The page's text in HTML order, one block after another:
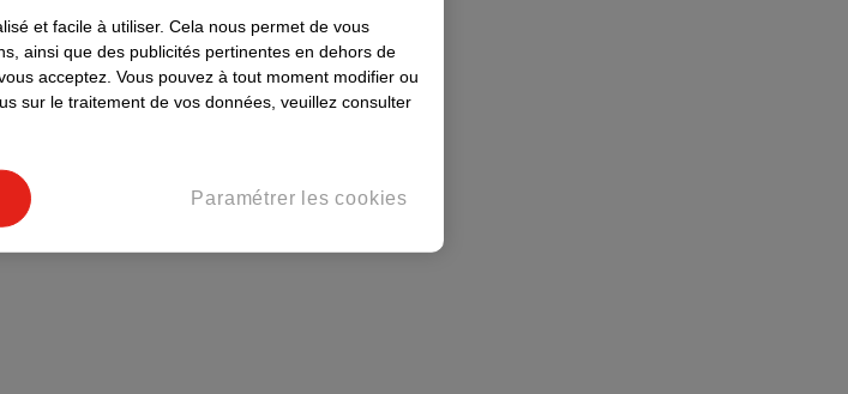
et facile à utiliser. Cela nous permet de vous
ainsi que des publicités pertinentes en dehors de
acceptez. Vous pouvez à tout moment modifier ou
sur le traitement de vos données, veuillez consulter
Paramétrer les cookies